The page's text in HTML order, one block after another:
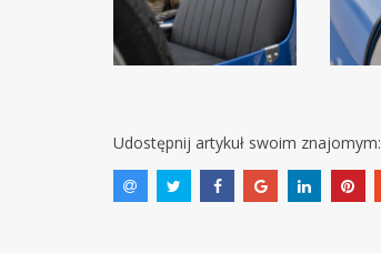
Udostępnij artykuł swoim znajomym: